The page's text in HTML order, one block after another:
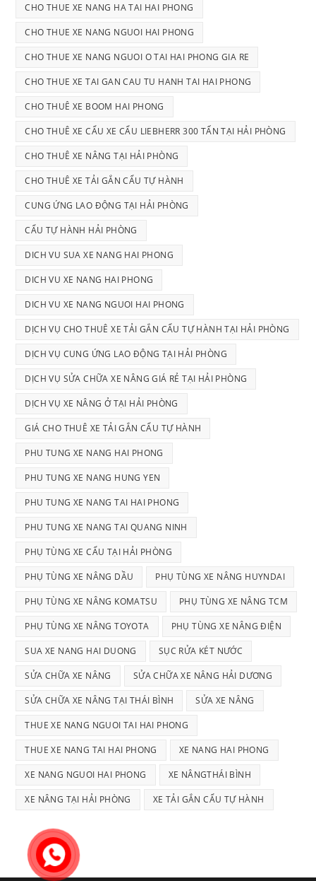
CHO THUE XE NANG HA TAI HAI PHONG
CHO THUE XE NANG NGUOI HAI PHONG
CHO THUE XE NANG NGUOI O TAI HAI PHONG GIA RE
CHO THUE XE TAI GAN CAU TU HANH TAI HAI PHONG
CHO THUÊ XE BOOM HAI PHONG
CHO THUÊ XE CẨU XE CẨU LIEBHERR 300 TẤN TẠI HẢI PHÒNG
CHO THUÊ XE NÂNG TẠI HẢI PHÒNG
CHO THUÊ XE TẢI GẮN CẨU TỰ HÀNH
CUNG ỨNG LAO ĐỘNG TẠI HẢI PHÒNG
CẨU TỰ HÀNH HẢI PHÒNG
DICH VU SUA XE NANG HAI PHONG
DICH VU XE NANG HAI PHONG
DICH VU XE NANG NGUOI HAI PHONG
DỊCH VỤ CHO THUÊ XE TẢI GẮN CẨU TỰ HÀNH TẠI HẢI PHÒNG
DỊCH VỤ CUNG ỨNG LAO ĐỘNG TẠI HẢI PHÒNG
DỊCH VỤ SỬA CHỮA XE NÂNG GIÁ RẺ TẠI HẢI PHÒNG
DỊCH VỤ XE NÂNG Ở TẠI HẢI PHÒNG
GIÁ CHO THUÊ XE TẢI GẮN CẨU TỰ HÀNH
PHU TUNG XE NANG HAI PHONG
PHU TUNG XE NANG HUNG YEN
PHU TUNG XE NANG TAI HAI PHONG
PHU TUNG XE NANG TAI QUANG NINH
PHỤ TÙNG XE CẨU TẠI HẢI PHÒNG
PHỤ TÙNG XE NÂNG DẦU PHỤ TÙNG XE NÂNG HUYNDAI
PHỤ TÙNG XE NÂNG KOMATSU PHỤ TÙNG XE NÂNG TCM
PHỤ TÙNG XE NÂNG TOYOTA PHỤ TÙNG XE NÂNG ĐIỆN
SUA XE NANG HAI DUONG SỤC RỬA KÉT NƯỚC
SỬA CHỮA XE NÂNG SỬA CHỮA XE NÂNG HẢI DƯƠNG
SỬA CHỮA XE NÂNG TẠI THÁI BÌNH SỬA XE NÂNG
THUE XE NANG NGUOI TAI HAI PHONG
THUE XE NANG TAI HAI PHONG XE NANG HAI PHONG
XE NANG NGUOI HAI PHONG XE NÂNGTHÁI BÌNH
XE NÂNG TẠI HẢI PHÒNG XE TẢI GẮN CẨU TỰ HÀNH